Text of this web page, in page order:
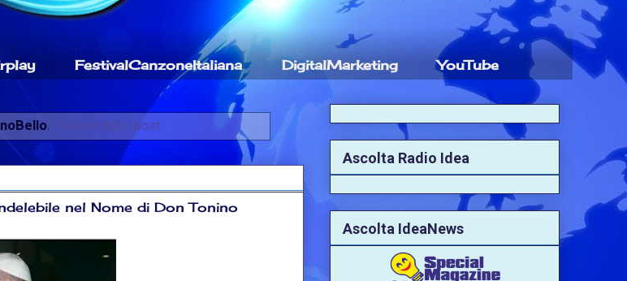
FestivalCanzoneItaliana DigitalMarketing YouTube
. Mostra tutti i post
nel Nome di Don Tonino
Ascolta Radio Idea
Ascolta IdeaNews